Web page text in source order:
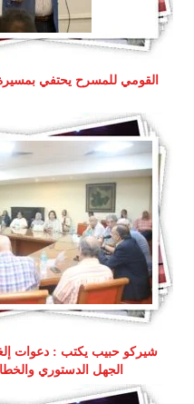
القومي للمسرح يحتفي
الجهل الدستوري